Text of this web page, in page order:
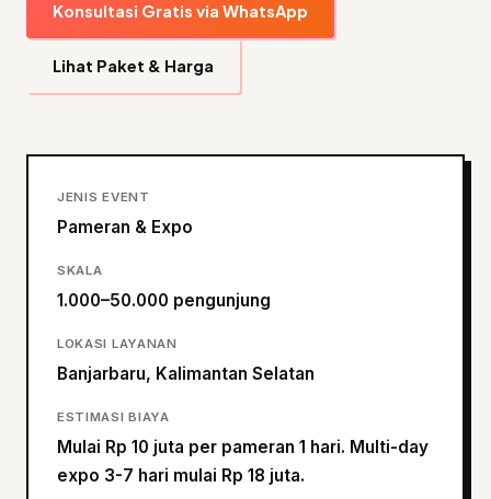
Konsultasi Gratis via WhatsApp
Lihat Paket & Harga
JENIS EVENT
Pameran & Expo
SKALA
1.000–50.000 pengunjung
LOKASI LAYANAN
Banjarbaru, Kalimantan Selatan
ESTIMASI BIAYA
Mulai Rp 10 juta per pameran 1 hari. Multi-day
expo 3-7 hari mulai Rp 18 juta.